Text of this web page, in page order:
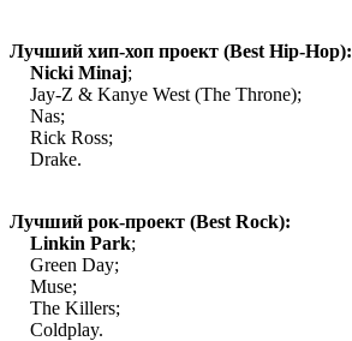
Лучший хип-хоп проект (Best Hip-Hop):
Nicki Minaj;
Z & Kanye West (The Throne);
Nas;
Ross;
Лучший рок-проект (Best Rock):
Linkin Park;
Day;
Killers;